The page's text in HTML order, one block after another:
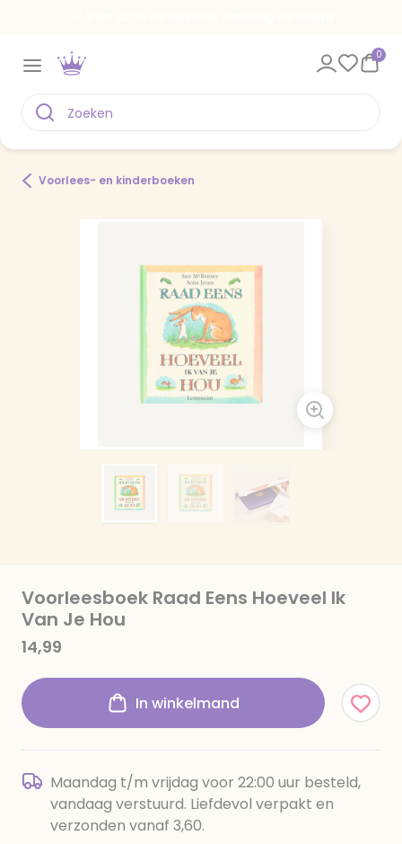
0
Voorlees- en kinderboeken
Voorleesboek Raad Eens Hoeveel Ik
Van Je Hou
14,99
In winkelmand
Maandag t/m vrijdag voor 22:00 uur besteld,
vandaag verstuurd. Liefdevol verpakt en
verzonden vanaf 3,60.